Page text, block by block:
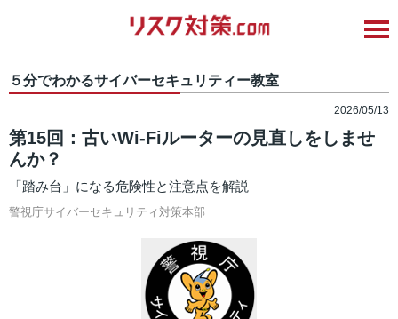
５分でわかるサイバーセキュリティー教室
2026/05/13
第15回：古いWi-Fiルーターの見直しをしませ
んか？
「踏み台」になる危険性と注意点を解説
警視庁サイバーセキュリティ対策本部